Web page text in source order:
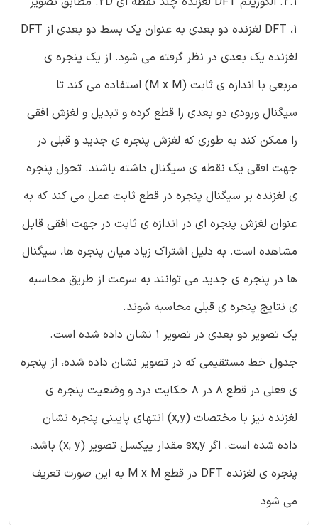
1، DFT لغزنده دو بعدی به عنوان یک بسط دو بعدی از DFT
لغزنده یک بعدی در نظر گرفته می شود. از یک پنجره ی
مربعی با اندازه ی ثابت (M x M) استفاده می کند تا
سیگنال ورودی دو بعدی را قطع کرده و تبدیل و لغزش افقی
را ممکن کند به طوری که لغزش پنجره ی جدید و قبلی در
جهت افقی یک نقطه ی سیگنال داشته باشند. تحول پنجره
ی لغزنده بر سیگنال پنجره در قطع ثابت عمل می کند که به
عنوان لغزش پنجره ای در اندازه ی ثابت در جهت افقی قابل
مشاهده است. به دلیل اشتراک زیاد میان پنجره ها، سیگنال
ها در پنجره ی جدید می توانند به سرعت از طریق محاسبه
ی نتایج پنجره ی قبلی محاسبه شوند.
یک تصویر دو بعدی در تصویر 1 نشان داده شده است.
جدول خط مستقیمی که در تصویر نشان داده شده، از پنجره
ی فعلی در قطع 8 در 8 حکایت درد و وضعیت پنجره ی
لغزنده نیز با مختصات (x,y) انتهای پایینی پنجره نشان
داده شده است. اگر sx,y مقدار پیکسل تصویر (x, y) باشد،
پنجره ی لغزنده DFT در قطع M x M به این صورت تعریف
می شود